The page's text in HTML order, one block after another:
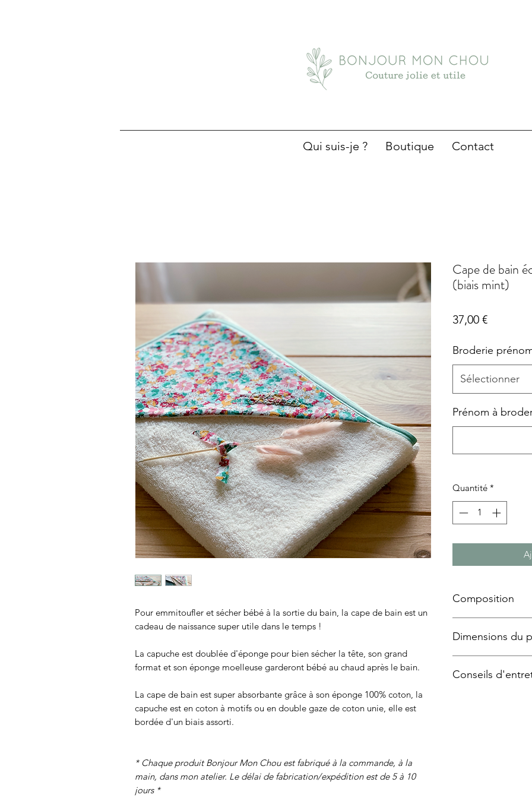
Qui suis-je ? Boutique Contact
Pour emmitoufler et sécher bébé à la sortie du bain, la cape de bain est un
cadeau de naissance super utile dans le temps !
La capuche est doublée d'éponge pour bien sécher la tête, son grand
format et son éponge moelleuse garderont bébé au chaud après le bain.
La cape de bain est super absorbante grâce à son éponge 100% coton, la
capuche est en coton à motifs ou en double gaze de coton unie, elle est
bordée d'un biais assorti.
* Chaque produit Bonjour Mon Chou est fabriqué à la commande, à la
main, dans mon atelier. Le délai de fabrication/expédition est de 5 à 10
jours *
Cape de bain
(biais mint)
37,00 €Prix
Broderie
Sélectionner
Prénom à
Quantité *
Composition
Motif en coton
Dimensions du
Conseils